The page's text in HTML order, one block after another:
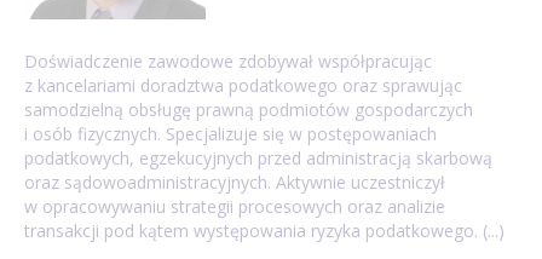
Doświadczenie zawodowe zdobywał współpracując
z kancelariami doradztwa podatkowego oraz sprawując
samodzielną obsługę prawną podmiotów gospodarczych
i osób fizycznych. Specjalizuje się w postępowaniach
podatkowych, egzekucyjnych przed administracją skarbową
oraz sądowoadministracyjnych. Aktywnie uczestniczył
w opracowywaniu strategii procesowych oraz analizie
transakcji pod kątem występowania ryzyka podatkowego. (...)